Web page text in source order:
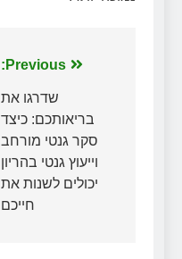
ניווט Previous:
שדרגו את
בריאותכם: כיצד
סקר גנטי מורחב
וייעוץ גנטי בהריון
יכולים לשנות את
חייכם